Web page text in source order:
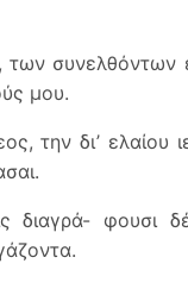
των συνελθόντων
μου.
την δι’ ελαίου
διαγρά- φουσι